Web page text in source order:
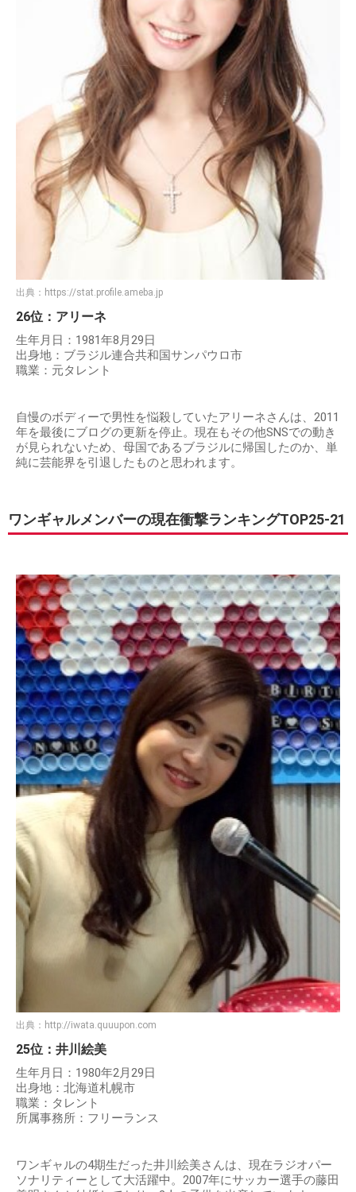
出典： https://stat.profile.ameba.jp
26位：アリーネ
生年月日：1981年8月29日
出身地：ブラジル連合共和国サンパウロ市
職業：元タレント
自慢のボディーで男性を悩殺していたアリーネさんは、2011
年を最後にブログの更新を停止。現在もその他SNSでの動き
が見られないため、母国であるブラジルに帰国したのか、単
純に芸能界を引退したものと思われます。
ワンギャルメンバーの現在衝撃ランキングTOP25-21
出典： http://iwata.quuupon.com
25位：井川絵美
生年月日：1980年2月29日
出身地：北海道札幌市
職業：タレント
所属事務所：フリーランス
ワンギャルの4期生だった井川絵美さんは、現在ラジオパー
ソナリティーとして大活躍中。2007年にサッカー選手の藤田